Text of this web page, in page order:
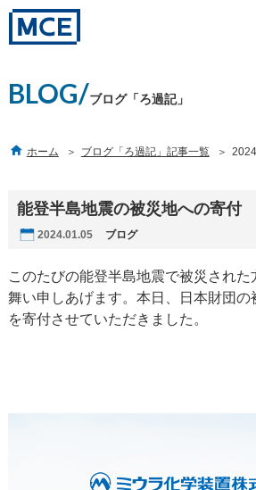
BLOG/ブログ「ろ過記」
 ホーム ブログ「ろ過記」記事一覧
能登半島地震の被災地への寄付
2024.01.05 ブログ
このたびの能登半島地震で被災され
舞い申しあげます。本日、日本財団の
を寄付させていただきました。